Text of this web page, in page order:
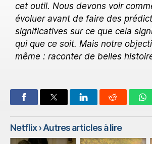
cet outil. Nous devons voir
évoluer avant de faire des
significatives sur ce que cela
qui que ce soit. Mais notre
même : raconter de belles
Netflix› Autres articles à lire